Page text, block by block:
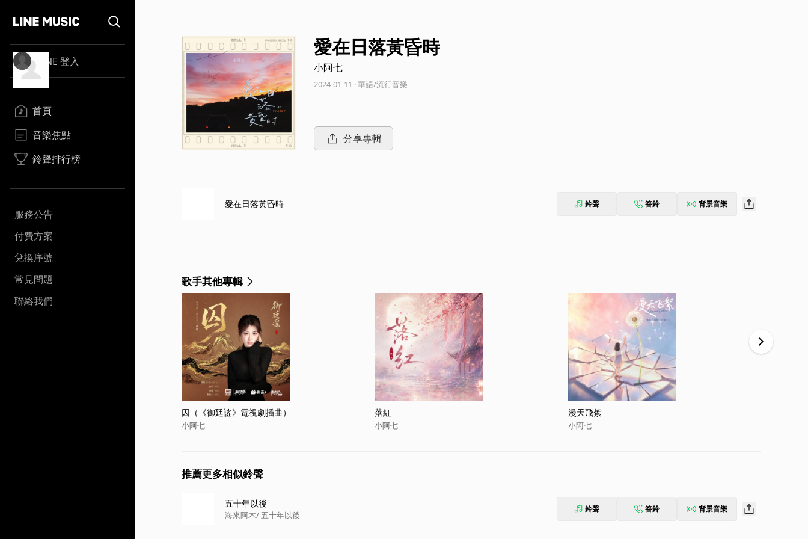
LINE 登入
首頁
音樂焦點
鈴聲排行榜
服務公告
付費方案
兌換序號
常見問題
聯絡我們
愛在日落黃昏時
小阿七
2024-01-11 · 華語/流行音樂
分享專輯
愛在日落黃昏時 鈴聲 答鈴 背景音樂
歌手其他專輯
囚（《御廷謠》電視劇插曲）
小阿七
落紅
小阿七
漫天飛絮
小阿七
推薦更多相似鈴聲
五十年以後
海來阿木/ 五十年以後
鈴聲 答鈴 背景音樂